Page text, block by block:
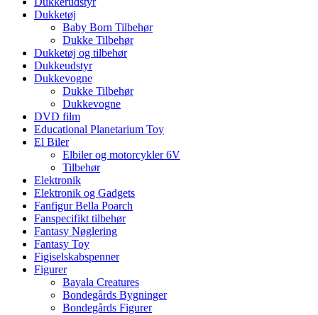
Dukketøj
Baby Born Tilbehør
Dukke Tilbehør
Dukketøj og tilbehør
Dukkeudstyr
Dukkevogne
Dukke Tilbehør
Dukkevogne
DVD film
Educational Planetarium Toy
El Biler
Elbiler og motorcykler 6V
Tilbehør
Elektronik
Elektronik og Gadgets
Fanfigur Bella Poarch
Fanspecifikt tilbehør
Fantasy Nøglering
Fantasy Toy
Figiselskabspenner
Figurer
Bayala Creatures
Bondegårds Bygninger
Bondegårds Figurer